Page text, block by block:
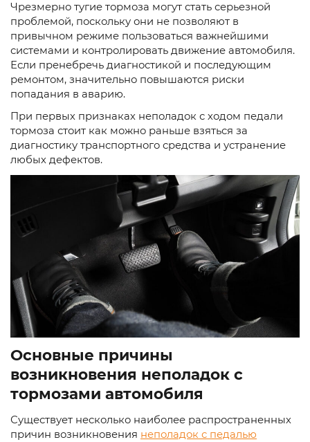
Чрезмерно тугие тормоза могут стать серьезной
проблемой, поскольку они не позволяют в
привычном режиме пользоваться важнейшими
системами и контролировать движение автомобиля.
Если пренебречь диагностикой и последующим
ремонтом, значительно повышаются риски
попадания в аварию.
При первых признаках неполадок с ходом педали
тормоза стоит как можно раньше взяться за
диагностику транспортного средства и устранение
любых дефектов.
Основные причины
возникновения неполадок с
тормозами автомобиля
Существует несколько наиболее распространенных
причин возникновения неполадок с педалью